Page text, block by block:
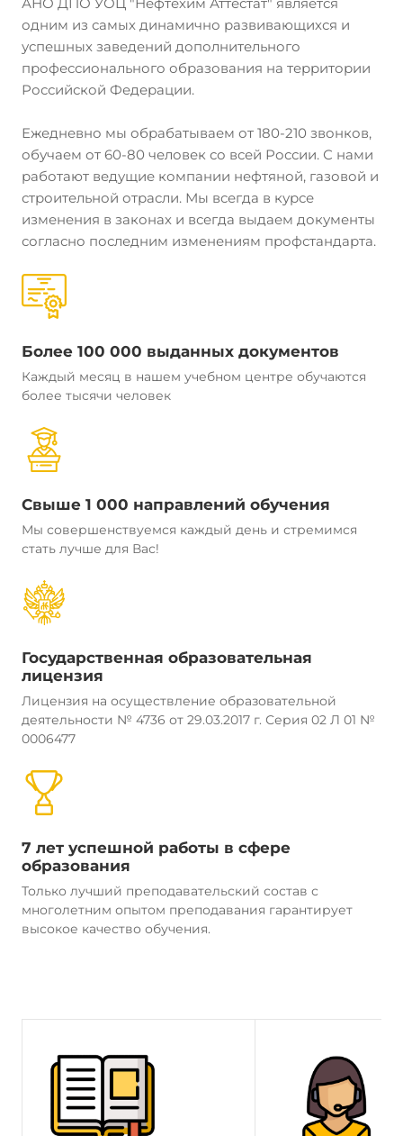
одним из самых динамично развивающихся и
успешных заведений дополнительного
профессионального образования на территории
Российской Федерации.
Ежедневно мы обрабатываем от 180-210 звонков,
обучаем от 60-80 человек со всей России. С нами
работают ведущие компании нефтяной, газовой и
строительной отрасли. Мы всегда в курсе
изменения в законах и всегда выдаем документы
согласно последним изменениям профстандарта.
Более 100 000 выданных документов
Каждый месяц в нашем учебном центре обучаются
более тысячи человек
Свыше 1 000 направлений обучения
Мы совершенствуемся каждый день и стремимся
стать лучше для Вас!
Государственная образовательная
лицензия
Лицензия на осуществление образовательной
деятельности № 4736 от 29.03.2017 г. Серия 02 Л 01 №
0006477
7 лет успешной работы в сфере
образования
Только лучший преподавательский состав с
многолетним опытом преподавания гарантирует
высокое качество обучения.